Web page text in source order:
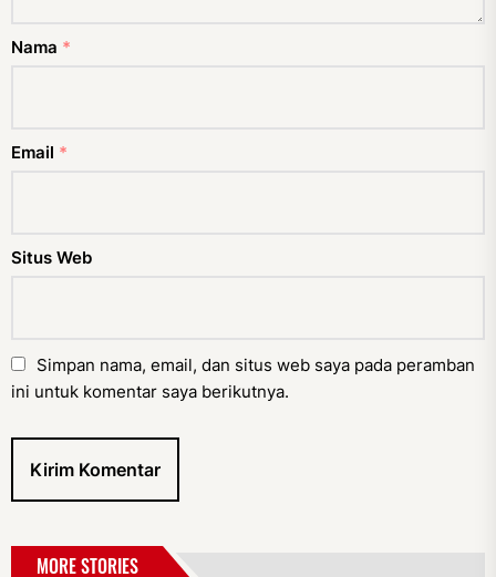
Nama *
Email *
Situs Web
Simpan nama, email, dan situs web saya pada peramban
ini untuk komentar saya berikutnya.
MORE STORIES